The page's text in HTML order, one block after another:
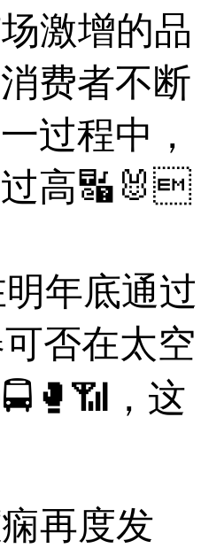
激增的品
费者不断
过程中，
过高🔣🐰
年底通过
否在太空
，这
再度发